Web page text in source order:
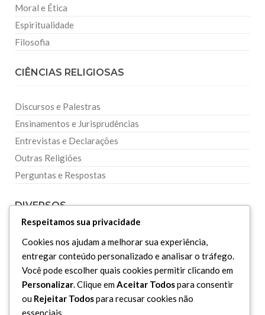
Moral e Ética
Espiritualidade
Filosofia
CIÊNCIAS RELIGIOSAS
Discursos e Palestras
Ensinamentos e Jurisprudências
Entrevistas e Declarações
Outras Religiões
Perguntas e Respostas
DIVERSOS
Curiosidades
Dicionário Islâmico
Downloads
Respeitamos sua privacidade
Cookies nos ajudam a melhorar sua experiência,
entregar conteúdo personalizado e analisar o tráfego.
Você pode escolher quais cookies permitir clicando em
Personalizar. Clique emAceitar Todospara consentir
ou Rejeitar Todospara recusar cookies não
essenciais.